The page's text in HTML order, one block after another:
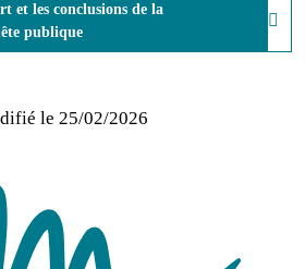
et les conclusions de la
publique
le 25/02/2026